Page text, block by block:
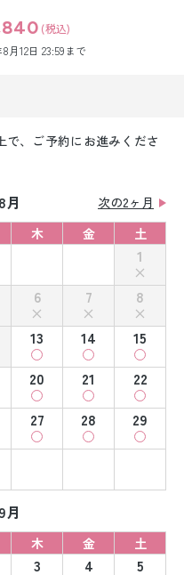
(税込)
月12日 23:59まで
で、ご予約にお進みくださ
月
次の2ヶ月
木 金 土
1
6 7
8
13 14
15
20 21
22
27 28
29
月
木 金 土
3 4
5